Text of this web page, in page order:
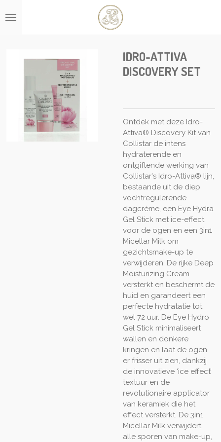
direct
IDRO-ATTIVA
DISCOVERY SET
Ontdek met deze Idro-
Attiva® Discovery Kit van
Collistar de intens
hydraterende en
ontgiftende werking van
Collistar's Idro-Attiva® lijn,
bestaande uit de diep
vochtregulerende
dagcrème, een Eye Hydra
Gel Stick met ice-effect
voor de ogen en een 3in1
Micellar Milk om
gezichtsmake-up te
verwijderen. De rijke Deep
Moisturizing Cream
versterkt en beschermt de
huid en garandeert een
perfecte hydratatie tot
wel 72 uur. De Eye Hydro
Gel Stick minimaliseert
wallen en donkere
kringen en laat de ogen
er frisser uit zien, dankzij
de innovatieve ‘ice effect’
textuur en de
revolutionaire applicator
van keramiek die het
effect versterkt. De 3in1
Micellar Milk verwijdert
alle sporen van make-up,